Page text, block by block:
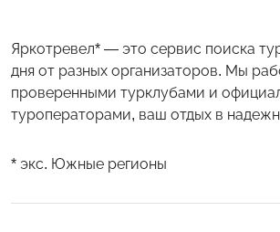
Яркотревел* — это сервис поиска
дня от разных организаторов. Мы
проверенными турклубами и
туроператорами, ваш отдых в
* экс. Южные регионы